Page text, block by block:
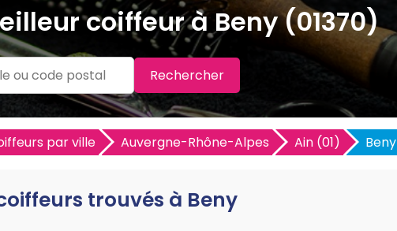
coiffeur à Beny (01370)
Rechercher
par ville Auvergne-Rhône-Alpes Ain (01) Beny
trouvés à Beny